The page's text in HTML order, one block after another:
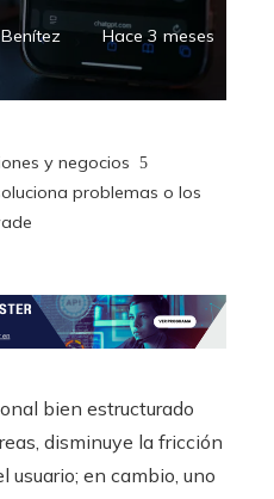
Hace 3 meses
y negocios
problemas o los
bien estructurado
disminuye la fricción
usuario; en cambio, uno